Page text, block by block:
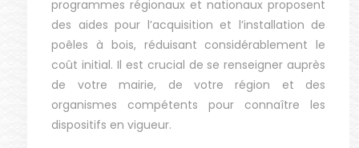
programmes régionaux et nationaux proposent
des aides pour l’acquisition et l’installation de
poêles à bois, réduisant considérablement le
coût initial. Il est crucial de se renseigner auprès
de votre mairie, de votre région et des
organismes compétents pour connaître les
dispositifs en vigueur.